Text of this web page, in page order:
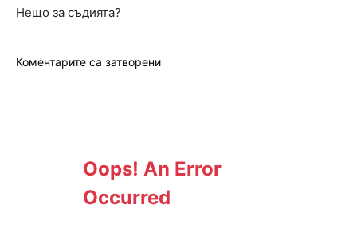
Нещо за съдията?
Коментарите са затворени